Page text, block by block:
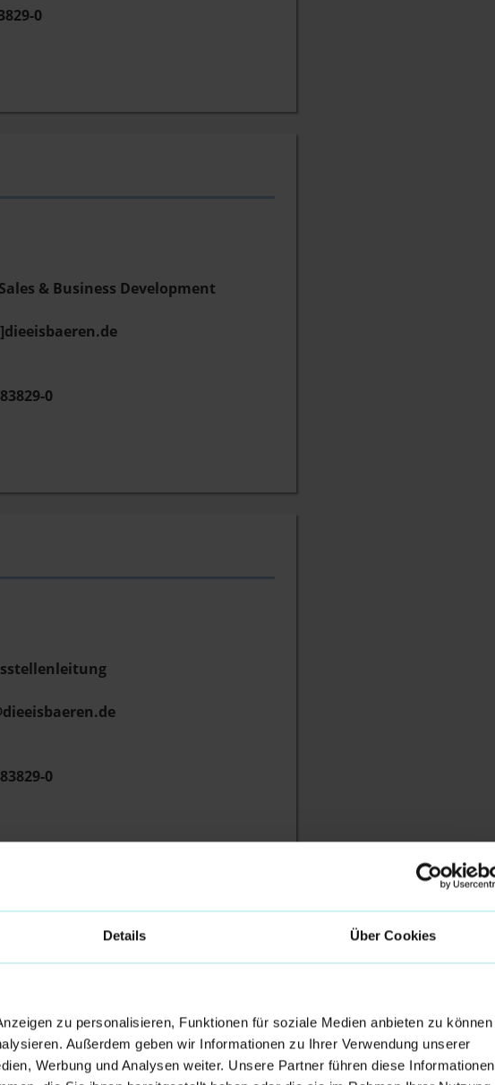
Details Über Cookies
zu personalisieren, Funktionen für soziale Medien anbieten zu können
Außerdem geben wir Informationen zu Ihrer Verwendung unserer
Werbung und Analysen weiter. Unsere Partner führen diese Informationen
0
& Business Development
0
0